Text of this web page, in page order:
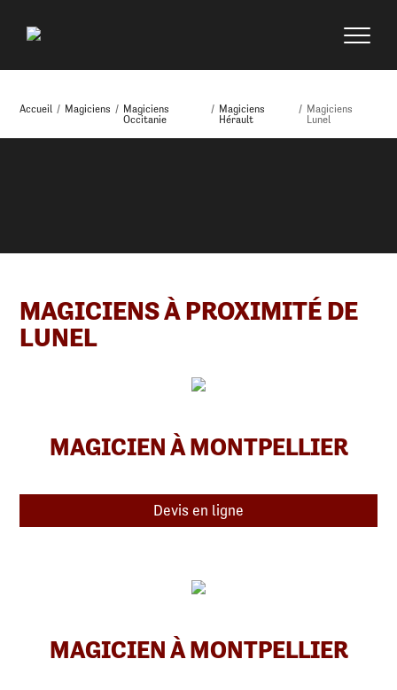
Accueil / Magiciens / Magiciens
Occitanie
/ Magiciens
Hérault
/ Magiciens
Lunel
MAGICIENS À PROXIMITÉ DE
LUNEL
MAGICIEN À MONTPELLIER
Devis en ligne
MAGICIEN À MONTPELLIER